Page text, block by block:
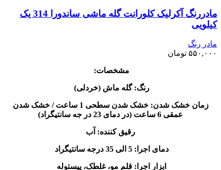
مادررنگ آکرلیک کلورانت گله ماشی ساندورا 314 یک
کیلویی
مادر رنگ
۵۵۰,۰۰۰ تومان
مشخصات:
رنگ: گله ماش (خردلی)
زمان خشک شدن: خشک شدن سطحی 1 ساعت / خشک شدن
عمقی 6 ساعت (در دمای 23 در جه سانتیگراد)
رقیق کننده: آب
دمای اجرا: 5 الی 35 درجه سانتیگراد
ابزار اجرا: قلم مو، غلطک، پیستوله